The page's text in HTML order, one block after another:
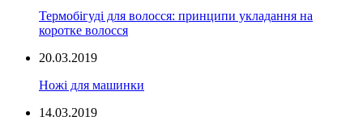
Термобігуді для волосся: принципи укладання на
коротке волосся
20.03.2019
Ножі для машинки
14.03.2019